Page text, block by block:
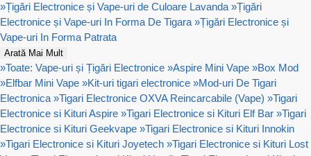
»Țigări Electronice și Vape-uri de Culoare Lavanda »Țigări
Electronice și Vape-uri In Forma De Tigara »Țigări Electronice și
Vape-uri In Forma Patrata
Arată Mai Mult
»Toate: Vape-uri și Țigări Electronice »Aspire Mini Vape »Box Mod
»Elfbar Mini Vape »Kit-uri tigari electronice »Mod-uri De Tigari
Electronica »Tigari Electronice OXVA Reincarcabile (Vape) »Tigari
Electronice si Kituri Aspire »Tigari Electronice si Kituri Elf Bar »Tigari
Electronice si Kituri Geekvape »Tigari Electronice si Kituri Innokin
»Tigari Electronice si Kituri Joyetech »Tigari Electronice si Kituri Lost